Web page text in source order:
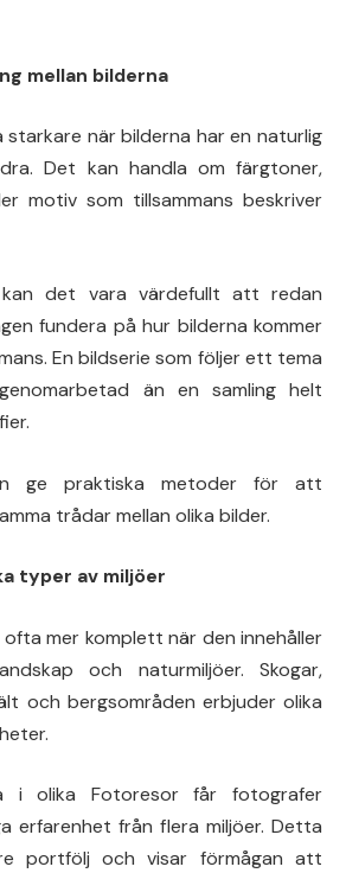
mellan bilderna
när bilderna har en naturlig
Det kan handla om färgtoner,
motiv som tillsammans beskriver
det vara värdefullt att redan
fundera på hur bilderna kommer
En bildserie som följer ett tema
än en samling helt
ge praktiska metoder för att
trådar mellan olika bilder.
typer av miljöer
mer komplett när den innehåller
och naturmiljöer. Skogar,
och bergsområden erbjuder olika
i olika Fotoresor får fotografer
erfarenhet från flera miljöer. Detta
portfölj och visar förmågan att